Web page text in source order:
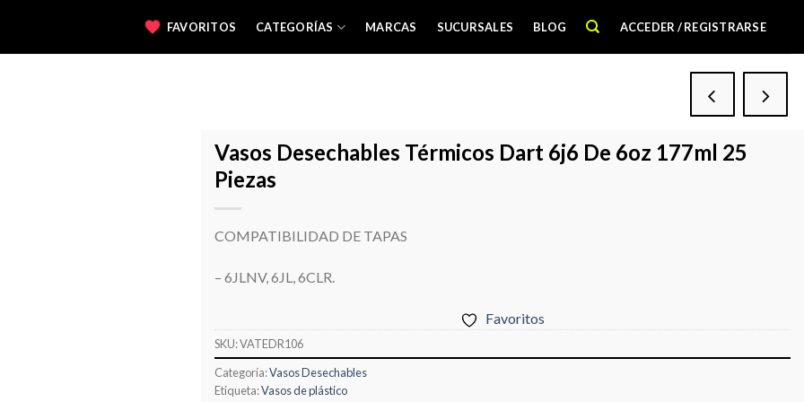
FAVORITOS CATEGORÍAS MARCAS SUCURSALES BLOG ACCEDER / REGISTRARSE
Vasos Desechables Térmicos Dart 6j6 De 6oz 177ml 25
Piezas
COMPATIBILIDAD DE TAPAS
– 6JLNV, 6JL, 6CLR.
Favoritos
SKU:VATEDR106
Categoría:Vasos Desechables
Etiqueta:Vasos de plástico